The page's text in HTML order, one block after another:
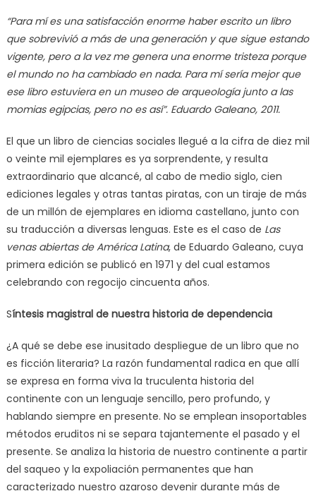
“Para mí es una satisfacción enorme haber escrito un libro
que sobrevivió a más de una generación y que sigue estando
vigente, pero a la vez me genera una enorme tristeza porque
el mundo no ha cambiado en nada. Para mí sería mejor que
ese libro estuviera en un museo de arqueología junto a las
momias egipcias, pero no es así”. Eduardo Galeano, 2011.
El que un libro de ciencias sociales llegué a la cifra de diez mil
o veinte mil ejemplares es ya sorprendente, y resulta
extraordinario que alcancé, al cabo de medio siglo, cien
ediciones legales y otras tantas piratas, con un tiraje de más
de un millón de ejemplares en idioma castellano, junto con
su traducción a diversas lenguas. Este es el caso de Las
venas abiertas de América Latina, de Eduardo Galeano, cuya
primera edición se publicó en 1971 y del cual estamos
celebrando con regocijo cincuenta años.
Síntesis magistral de nuestra historia de dependencia
¿A qué se debe ese inusitado despliegue de un libro que no
es ficción literaria? La razón fundamental radica en que allí
se expresa en forma viva la truculenta historia del
continente con un lenguaje sencillo, pero profundo, y
hablando siempre en presente. No se emplean insoportables
métodos eruditos ni se separa tajantemente el pasado y el
presente. Se analiza la historia de nuestro continente a partir
del saqueo y la expoliación permanentes que han
caracterizado nuestro azaroso devenir durante más de